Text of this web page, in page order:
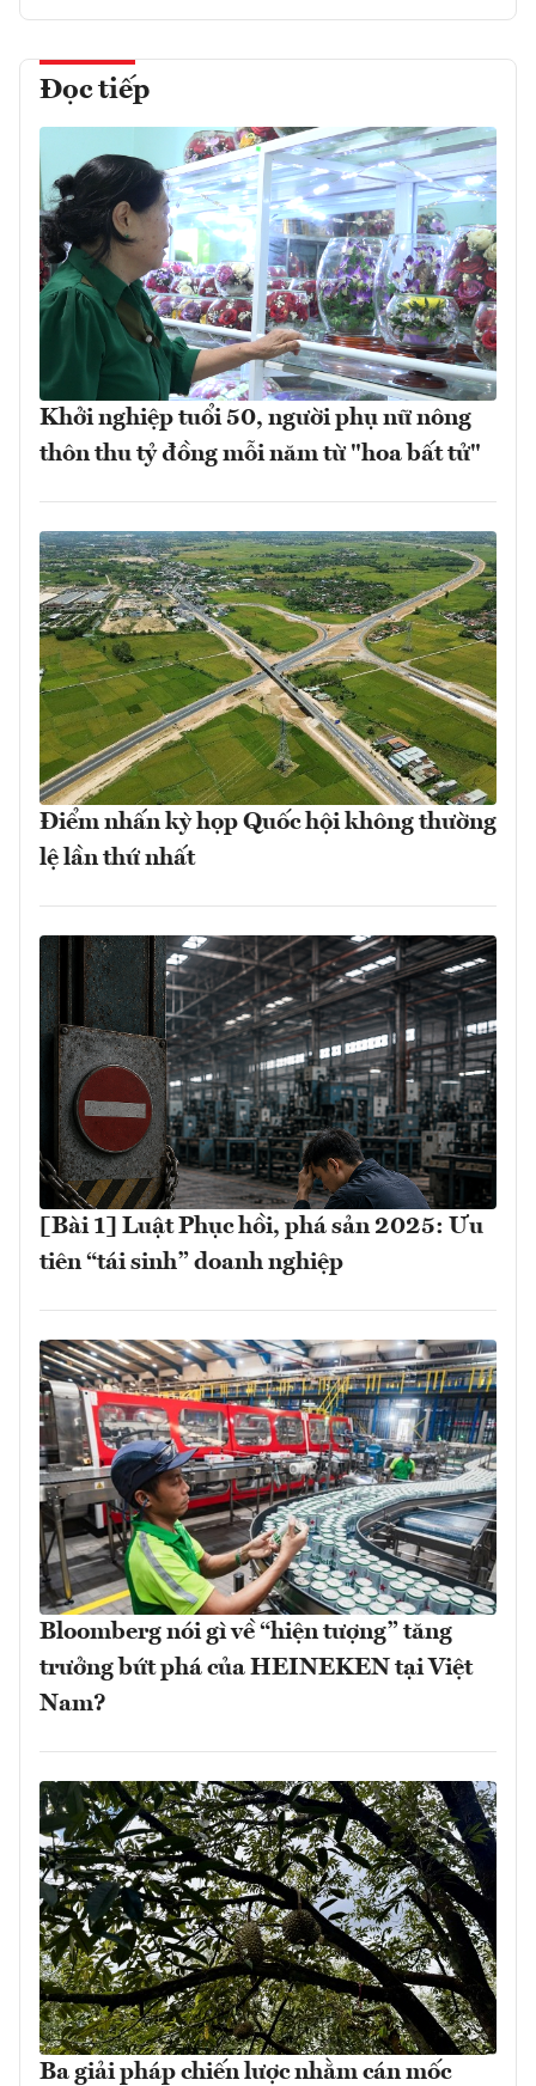
Đọc tiếp
Khởi nghiệp tuổi 50, người phụ nữ nông
thôn thu tỷ đồng mỗi năm từ "hoa bất tử"
Điểm nhấn kỳ họp Quốc hội không thường
lệ lần thứ nhất
[Bài 1] Luật Phục hồi, phá sản 2025: Ưu
tiên “tái sinh” doanh nghiệp
Bloomberg nói gì về “hiện tượng” tăng
trưởng bứt phá của HEINEKEN tại Việt
Nam?
Ba giải pháp chiến lược nhằm cán mốc